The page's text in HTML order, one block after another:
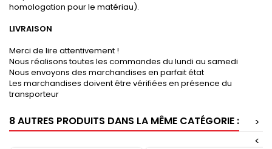
homologation pour le matériau).
LIVRAISON
Merci de lire attentivement !
Nous réalisons toutes les commandes du lundi au samedi
Nous envoyons des marchandises en parfait état
Les marchandises doivent être vérifiées en présence du
transporteur
8 AUTRES PRODUITS DANS LA MÊME CATÉGORIE :
>
<